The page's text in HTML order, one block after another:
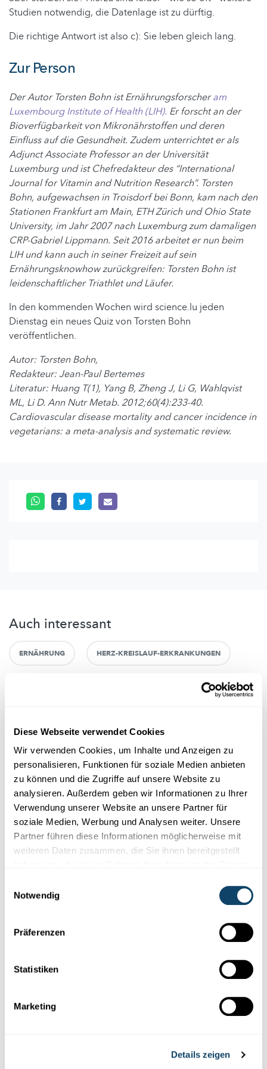
Diese Webseite verwendet Cookies
Wir verwenden Cookies, um Inhalte und Anzeigen zu
personalisieren, Funktionen für soziale Medien anbieten
zu können und die Zugriffe auf unsere Website zu
analysieren. Außerdem geben wir Informationen zu Ihrer
Verwendung unserer Website an unsere Partner für
soziale Medien, Werbung und Analysen weiter. Unsere
Partner führen diese Informationen möglicherweise mit
weiteren Daten zusammen, die Sie ihnen bereitgestellt
Notwendig
Präferenzen
Statistiken
Marketing
Details zeigen
Studien notwendig, die Datenlage ist zu dürftig.
Die richtige Antwort ist also c): Sie leben gleich lang.
Zur Person
Der Autor Torsten Bohn ist Ernährungsforscheram
Luxembourg Institute of Health (LIH). Er forscht an der
Bioverfügbarkeit von Mikronährstoffen und deren
Einfluss auf die Gesundheit. Zudem unterrichtet er als
Adjunct Associate Professor an der Universität
Luxemburg und ist Chefredakteur des “International
Journal for Vitamin and Nutrition Research”. Torsten
Bohn, aufgewachsen in Troisdorf bei Bonn, kam nach den
Stationen Frankfurt am Main, ETH Zürich und Ohio State
University, im Jahr 2007 nach Luxemburg zum damaligen
CRP-Gabriel Lippmann. Seit 2016 arbeitet er nun beim
LIH und kann auch in seiner Freizeit auf sein
Ernährungsknowhow zurückgreifen: Torsten Bohn ist
leidenschaftlicher Triathlet und Läufer.
In den kommenden Wochen wird science.lu jeden
Dienstag ein neues Quiz von Torsten Bohn
veröffentlichen.
Autor: Torsten Bohn,
Redakteur: Jean-Paul Bertemes
Literatur: Huang T(1), Yang B, Zheng J, Li G, Wahlqvist
ML, Li D. Ann Nutr Metab. 2012;60(4):233-40.
Cardiovascular disease mortality and cancer incidence in
vegetarians: a meta-analysis and systematic review.
Auch interessant
ERNÄHRUNG HERZ-KREISLAUF-ERKRANKUNGEN
Wissen
ERNÄHRUNGSWISSENSCHAFT
Die neue US-Ernährungspyramide – verkehrte
Die USA stellen ihre
auf den Kopf.
Ernährungswissenschaftler
Prof. Torsten Bohn vom LIH ordnet
LIH,FNR